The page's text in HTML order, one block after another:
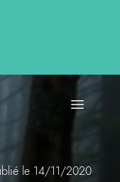
Open
le 14/11/2020